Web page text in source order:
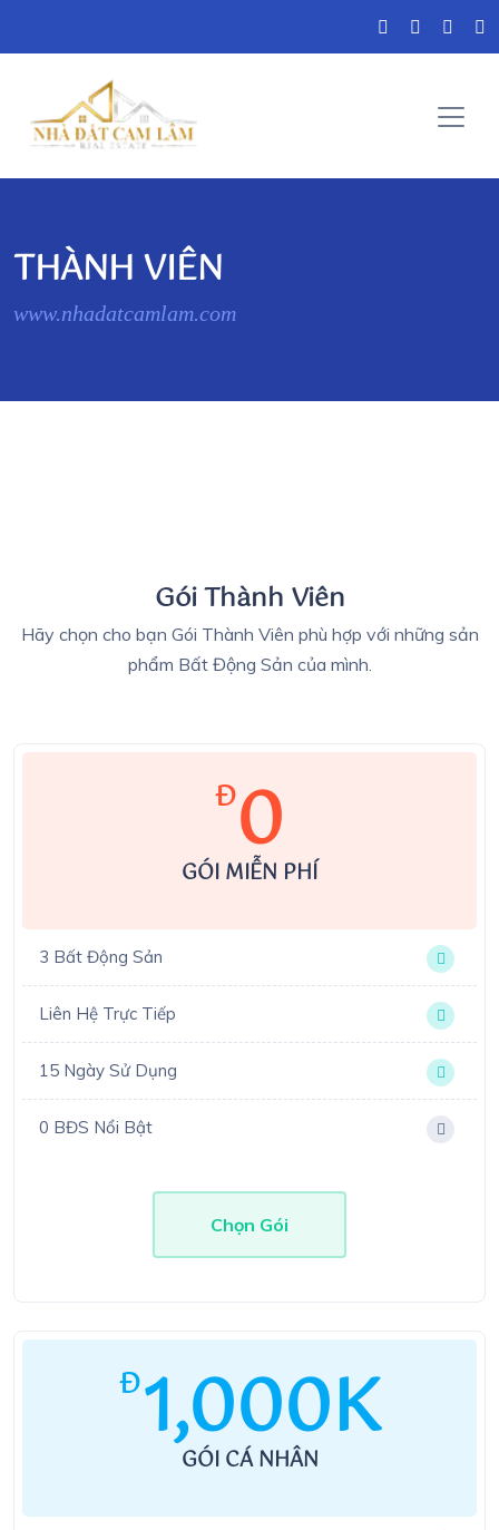
THÀNH VIÊN
www.nhadatcamlam.com
Gói Thành Viên
Hãy chọn cho bạn Gói Thành Viên phù hợp với những sản
phẩm Bất Động Sản của mình.
Đ0
GÓI MIỄN PHÍ
3 Bất Động Sản
Liên Hệ Trực Tiếp
15 Ngày Sử Dụng
0 BĐS Nổi Bật
Chọn Gói
Đ1,000K
GÓI CÁ NHÂN